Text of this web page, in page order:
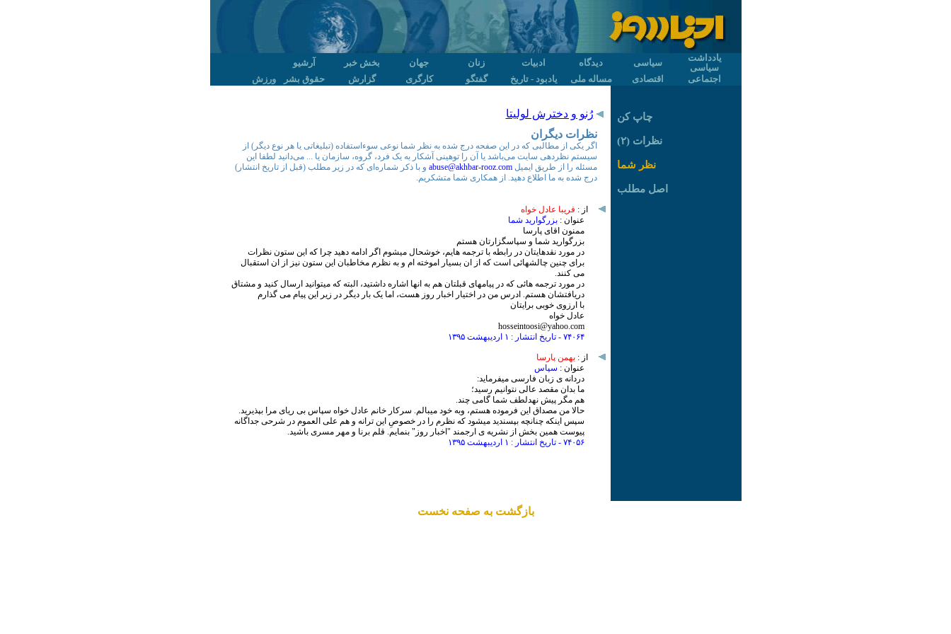
یادداشت
سیاسی
سیاسی دیدگاه ادبیات زنان جهان بخش خبر
آرشیو
اجتماعی
اقتصادی مساله ملی یادبود - تاریخ گفتگو کارگری گزارش حقوق بشر ورزش
رُنو و دخترش لولیتا
نظرات دیگران
اگر یکی از مطالبی که در این صفحه درج شده به نظر شما نوعی سوءاستفاده (تبلیغاتی یا هر نوع دیگر) از
سیستم نظردهی سایت می‌باشد یا آن را توهینی آشکار به یک فرد، گروه، سازمان یا ... می‌دانید لطفا این
مسئله را از طریق ایمیلabuse@akhbar-rooz.com و با ذکر شماره‌ای که در زیر مطلب (قبل از تاریخ انتشار)
درج شده به ما اطلاع دهید. از همکاری شما متشکریم.
از : فریبا عادل خواه
عنوان :بزرگوارید شما
ممنون اقای پارسا
بزرگوارید شما و سپاسگزارتان هستم
در مورد نقدهایتان در رابطه با ترجمه هایم، خوشحال میشوم اگر ادامه دهید چرا که این ستون نظرات
برای چنین چالشهائی است که از ان بسیار اموخته ام و به نظرم مخاطبان این ستون نیز از ان استقبال
می کنند.
در مورد ترجمه هائی که در پیامهای قبلتان هم به انها اشاره داشتید، البته که میتوانید ارسال کنید و مشتاق
دریافتشان هستم. ادرس من در اختیار اخبار روز هست، اما یک بار دیگر در زیر این پیام می گذارم
با ارزوی خوبی برایتان
عادل خواه
hosseintoosi@yahoo.com
۷۴۰۶۴ - تاریخ انتشار : ۱ ارديبهشت ۱٣۹۵
از :بهمن پارسا
عنوان : سپاس
دردانه ی زبان فارسی میفرماید:
ما بدان مقصد عالی نتوانیم رسید؛
هم مگر پیش نهدلطف شما گامی چند.
حالا من مصداق این فرموده هستم، وبه خود میبالم. سرکار خانم عادل خواه سپاس بی ریای مرا بپذیرید.
سپس اینکه چنانچه بپسندید میشود که نظرم را در خصوصِ این ترانه و هم علی العموم در شرحی جداگانه
پیوست همین بخش از نشریه ی ارجمند "اخبار روز" بنمایم. قلم برنا و مهر مسری باشید.
۷۴۰۵۶ - تاریخ انتشار : ۱ ارديبهشت ۱٣۹۵
چاپ کن
نظرات (۲)
نظر شما
اصل مطلب
بازگشت به صفحه نخست